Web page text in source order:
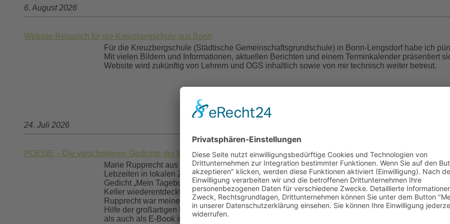
6. August 2026
Website Relaunch für die Kreuzbergschule aus Bonn
Für die Kreuzbergschule (Städtische Gemeinschaftsgrundschule) in Bonn-Lengsdorf habe ich
Mit vielen Bildern und Informationen, aktuellen Berichten und einem Terminkalender präsentiert
Website wird zukünftig von Lehrern und OGS inhaltlich sowie von mir technisch weiter betreut.
24. Juli 2026
POESIE – Die verschollenen Gedichte der Marie Rupprecht (1829 – 1900)
Marie Rupprecht aus Niederschlesien war eine leidenschaftliche, gefühlvolle Poetin des 19.
Lebzeiten in lokalen Zeitungen veröffentlicht. Der Großteil blieb jedoch der Öffentlichkeit
Gedicht „Mein Tagebuch“ auch beschrieb. Es sollten mehr als 120 Jahre vergehen, bevor ihr
Keller wiederentdeckt wurde. Nun soll also endlich ihr Wunsch erfüllt werden. Denn ihre Poesie
Rupprecht war meine Ururgroßtante und ich bin diejenige, die ihr Werk wiederentdeckt und nun
Hilfe der großartigen Kristin Sadiku) habe ich das Cover selbst gestaltet. Das Buch wurde nun
als auch als E-Book in allen gängigen Shops verfügbar und kann in jeder Buchhandlung bestellt